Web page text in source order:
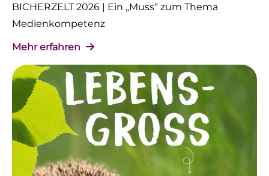
BICHERZELT 2026 | Ein „Muss“ zum Thema
Medienkompetenz
Mehr erfahren